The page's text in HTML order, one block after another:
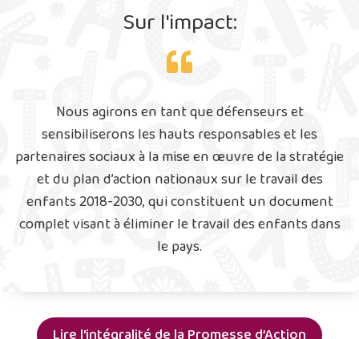
Sur l'impact:
Nous agirons en tant que défenseurs et
sensibiliserons les hauts responsables et les
partenaires sociaux à la mise en œuvre de la stratégie
et du plan d’action nationaux sur le travail des
enfants 2018-2030, qui constituent un document
complet visant à éliminer le travail des enfants dans
le pays.